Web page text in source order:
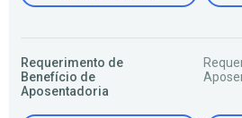
Requerimento de
Benefício de
Aposentadoria